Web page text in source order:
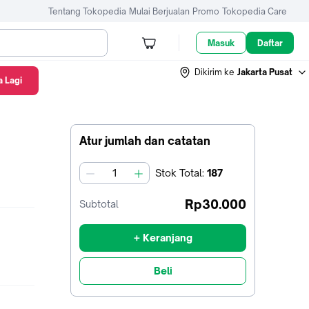
Tentang Tokopedia Mulai Berjualan Promo Tokopedia Care
Masuk Daftar
Dikirim ke Jakarta Pusat
Atur jumlah dan catatan
jumlah Stok Total: 187
Subtotal Rp30.000
+ Keranjang
Beli
Lagi